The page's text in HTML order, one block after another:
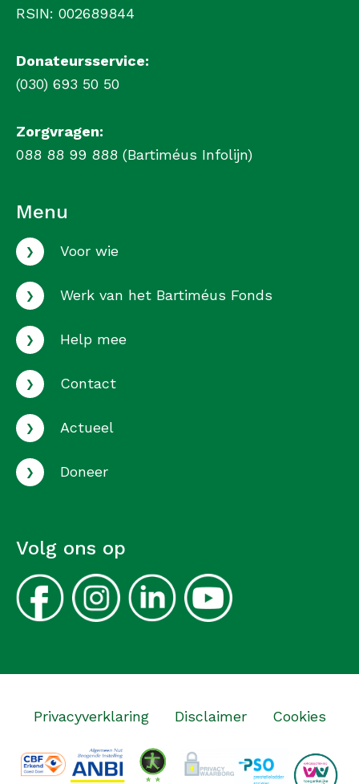
RSIN: 002689844
Donateursservice:
(030) 693 50 50
Zorgvragen:
088 88 99 888 (Bartiméus Infolijn)
Menu
› Voor wie
› Werk van het Bartiméus Fonds
› Help mee
› Contact
› Actueel
› Doneer
Volg ons op
Privacyverklaring Disclaimer Cookies